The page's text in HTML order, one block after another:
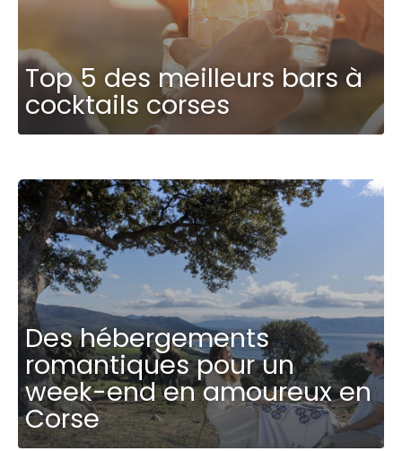
Top 5 des meilleurs bars à
cocktails corses
Des hébergements
romantiques pour un
week-end en amoureux en
Corse